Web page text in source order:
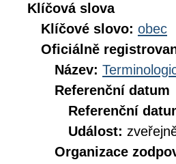
Klíčová slova
Klíčové slovo: obec
Oficiálně
Název:
Referenční datum
Referenční
Událost:
Organizace